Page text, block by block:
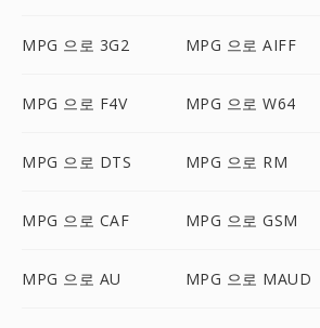
MPG 으로 3G2 MPG 으로 AIFF
MPG 으로 F4V MPG 으로 W64
MPG 으로 DTS MPG 으로 RM
MPG 으로 CAF MPG 으로 GSM
MPG 으로 AU MPG 으로 MAUD